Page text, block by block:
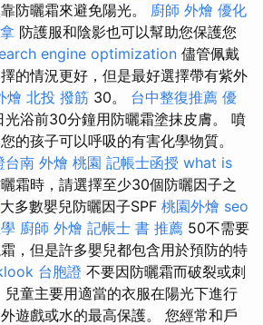
防曬霜來避免陽光。 廚師 外燴 優化
防護服和陰影也可以幫助您保護您
engine optimization 儘管佩戴
的情況更好，但是最好選擇帶有紫外
燴 北投 撥筋 30。 台中整復推薦 優
光浴前30分鐘用防曬霜塗抹皮膚。 噴
的孩子可以呼吸的有害化學物質。
台南 外燴 桃園 記帳士函授 what is
霜時，請選擇至少30個防曬因子之
大多數嬰兒防曬因子SPF 桃園外燴 seo
廚師 外燴 記帳士 書 推薦 50不需要
，但是許多嬰兒都包含用於預防的特
台胞證 不要因防曬霜而破裂或刺
童主要用適當的衣服在陽光下進行
遊戲或水的最高保護。 您經常和戶